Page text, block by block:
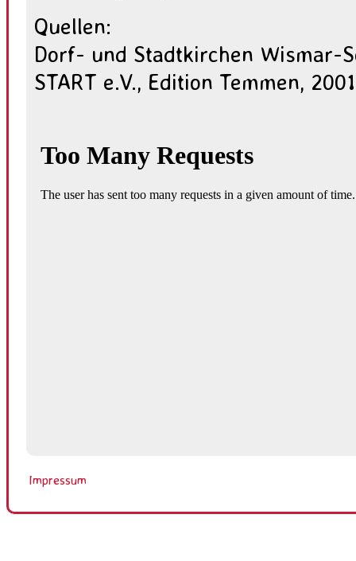
Quellen:
Dorf- und Stadtkirchen Wismar-
START e.V., Edition Temmen, 2001
Impressum